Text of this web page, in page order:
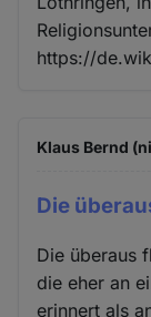
https://
Klaus Bernd
Die
Die überaus
die eher an
erinnert als